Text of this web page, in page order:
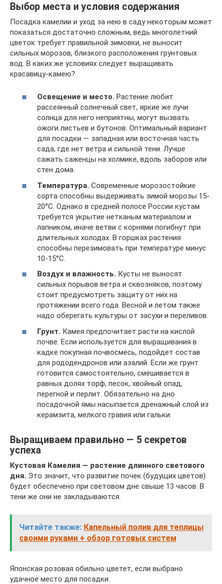
Выбор места и условия содержания
Посадка камелии и уход за нею в саду некоторым может
показаться достаточно сложным, ведь многолетний
цветок требует правильной зимовки, не выносит
сильных морозов, близкого расположения грунтовых
вод. В каких же условиях следует выращивать
красавицу-камею?
Освещение и место. Растение любит
рассеянный солнечный свет, яркие же лучи
солнца для него неприятны, могут вызвать
ожоги листьев и бутонов. Оптимальный вариант
для посадки — западная или восточная часть
сада, где нет ветра и сильной тени. Лучше
сажать саженцы на холмике, вдоль заборов или
стен дома.
Температура. Современные морозостойкие
сорта способны выдерживать зимой морозы 15-
20°C. Однако в средней полосе России кустам
требуется укрытие нетканым материалом и
лапником, иначе ветви с корнями погибнут при
длительных холодах. В горшках растения
способны перезимовать при температуре минус
10-15°C.
Воздух и влажность. Кусты не выносят
сильных порывов ветра и сквозняков, поэтому
стоит предусмотреть защиту от них на
протяжении всего года. Весной и летом также
надо оберегать культуры от засухи и переливов.
Грунт. Камея предпочитает расти на кислой
почве. Если используется для выращивания в
кадке покупная почвосмесь, подойдет состав
для рододендронов или азалий. Если же грунт
готовится самостоятельно, смешивается в
равных долях торф, песок, хвойный опад,
перегной и перлит. Обязательно на дно
посадочной ямы насыпается дренажный слой из
керамзита, мелкого гравия или гальки.
Выращиваем правильно — 5 секретов
успеха
Кустовая Камелия — растение длинного светового
дня. Это значит, что развитие почек (будущих цветов)
будет обеспечено при световом дне свыше 13 часов. В
тени же они не закладываются.
Читайте также: Капельный полив для теплицы
своими руками + обзор готовых систем
Японская розовая обильно цветет, если выбрано
удачное место для посадки.